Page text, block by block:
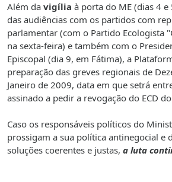
Além da vigília à porta do ME (dias 4
das audiências com os partidos com
parlamentar (com o Partido Ecologista
na sexta-feira) e também com o
Episcopal (dia 9, em Fátima), a
preparação das greves regionais de
Janeiro de 2009, data em que setrá
assinado a pedir a revogação do ECD
Caso os responsáveis políticos do
prossigam a sua política antinegocial e
soluções coerentes e justas, a luta